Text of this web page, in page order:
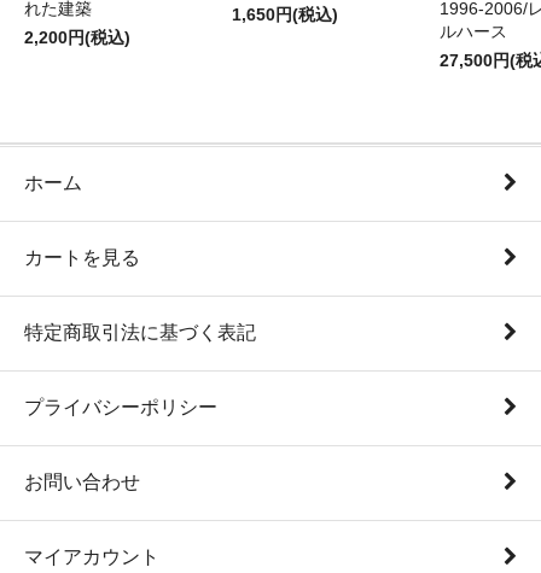
れた建築
2,200円(税込)
1,650円(税込)
1996-2006/
ルハース
27,500円(税
ホーム
カートを見る
特定商取引法に基づく表記
プライバシーポリシー
お問い合わせ
マイアカウント